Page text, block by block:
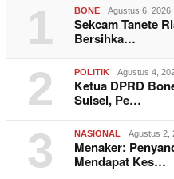
1 BONE Agustus 6, 2026
Sekcam Tanete
Bersihka…
2 POLITIK Agustus 4,
Ketua DPRD
Sulsel, Pe…
3 NASIONAL Agustus 2,
Menaker:
Mendapat Kes…